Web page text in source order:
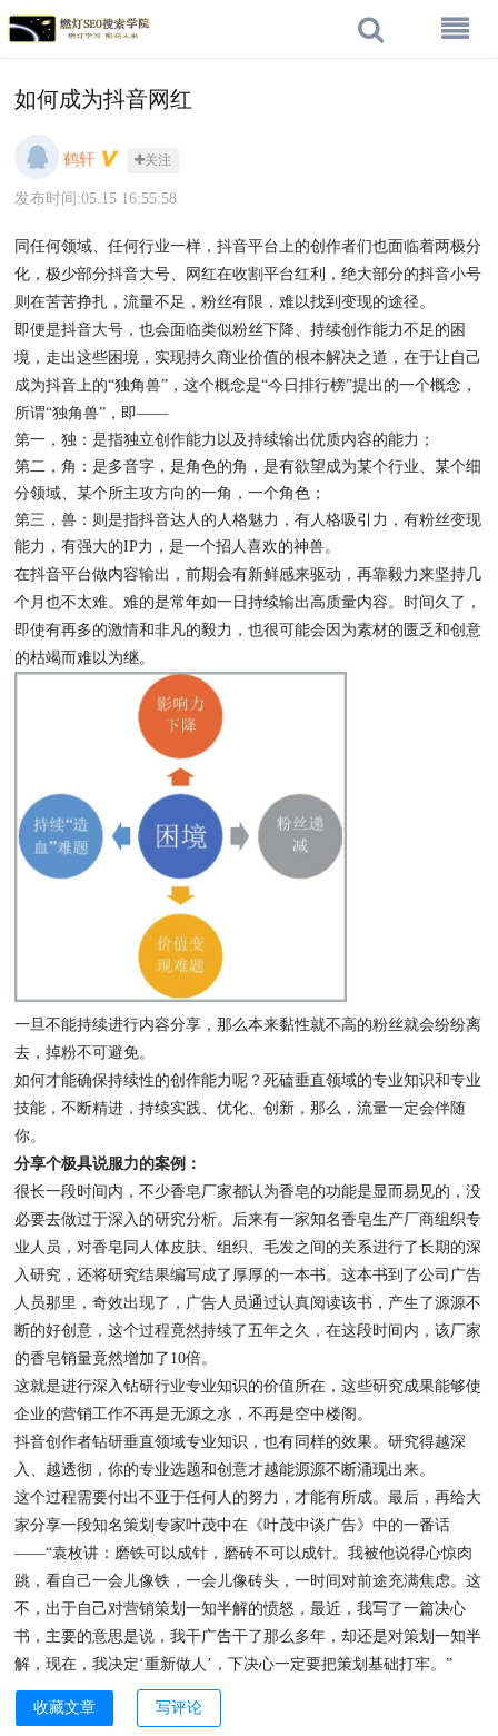
如何成为抖音网红
鹤轩 关注
发布时间:05.15 16:55:58
同任何领域、任何行业一样，抖音平台上的创作者们也面临着两极分
化，极少部分抖音大号、网红在收割平台红利，绝大部分的抖音小号
则在苦苦挣扎，流量不足，粉丝有限，难以找到变现的途径。
即便是抖音大号，也会面临类似粉丝下降、持续创作能力不足的困
境，走出这些困境，实现持久商业价值的根本解决之道，在于让自己
成为抖音上的“独角兽”，这个概念是“今日排行榜”提出的一个概念，
所谓“独角兽”，即——
第一，独：是指独立创作能力以及持续输出优质内容的能力；
第二，角：是多音字，是角色的角，是有欲望成为某个行业、某个细
分领域、某个所主攻方向的一角，一个角色；
第三，兽：则是指抖音达人的人格魅力，有人格吸引力，有粉丝变现
能力，有强大的IP力，是一个招人喜欢的神兽。
在抖音平台做内容输出，前期会有新鲜感来驱动，再靠毅力来坚持几
个月也不太难。难的是常年如一日持续输出高质量内容。时间久了，
即使有再多的激情和非凡的毅力，也很可能会因为素材的匮乏和创意
的枯竭而难以为继。
一旦不能持续进行内容分享，那么本来黏性就不高的粉丝就会纷纷离
去，掉粉不可避免。
如何才能确保持续性的创作能力呢？死磕垂直领域的专业知识和专业
技能，不断精进，持续实践、优化、创新，那么，流量一定会伴随
你。
分享个极具说服力的案例：
很长一段时间内，不少香皂厂家都认为香皂的功能是显而易见的，没
必要去做过于深入的研究分析。后来有一家知名香皂生产厂商组织专
业人员，对香皂同人体皮肤、组织、毛发之间的关系进行了长期的深
入研究，还将研究结果编写成了厚厚的一本书。这本书到了公司广告
人员那里，奇效出现了，广告人员通过认真阅读该书，产生了源源不
断的好创意，这个过程竟然持续了五年之久，在这段时间内，该厂家
的香皂销量竟然增加了10倍。
这就是进行深入钻研行业专业知识的价值所在，这些研究成果能够使
企业的营销工作不再是无源之水，不再是空中楼阁。
抖音创作者钻研垂直领域专业知识，也有同样的效果。研究得越深
入、越透彻，你的专业选题和创意才越能源源不断涌现出来。
这个过程需要付出不亚于任何人的努力，才能有所成。最后，再给大
家分享一段知名策划专家叶茂中在《叶茂中谈广告》中的一番话
——“袁枚讲：磨铁可以成针，磨砖不可以成针。我被他说得心惊肉
跳，看自己一会儿像铁，一会儿像砖头，一时间对前途充满焦虑。这
不，出于自己对营销策划一知半解的愤怒，最近，我写了一篇决心
书，主要的意思是说，我干广告干了那么多年，却还是对策划一知半
解，现在，我决定‘重新做人’，下决心一定要把策划基础打牢。”
收藏文章 写评论